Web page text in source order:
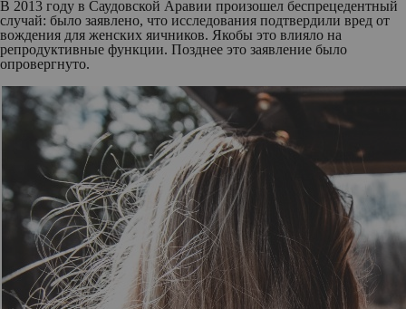
В 2013 году в Саудовской Аравии произошел беспрецедентный
случай: было заявлено, что исследования подтвердили вред от
вождения для женских яичников. Якобы это влияло на
репродуктивные функции. Позднее это заявление было
опровергнуто.